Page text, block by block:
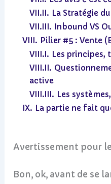
VII.II. La Stratégie
VII.III.
Inbound VS
VIII. Pilier #5 : Vente
VIII.I. Les principes,
VIII.II.
active
VIII.III. Les
IX. La partie ne fait
Avertissement pour
Bon, ok, avant de se